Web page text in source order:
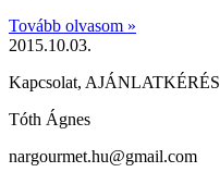
Tovább olvasom »
2015.10.03.
Kapcsolat, AJÁNLATKÉRÉS
Tóth Ágnes
nargourmet.hu@gmail.com